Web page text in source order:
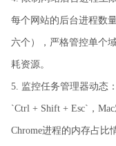
每个网站的后台进程数
六个），严格管控单个
耗资源。
5. 监控任务管理器动态
`Ctrl + Shift + Esc`，
Chrome进程的内存占比